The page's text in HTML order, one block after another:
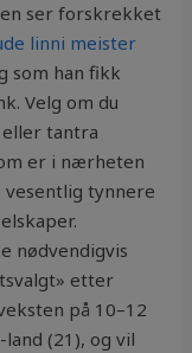
ser forskrekket
linni meister
som han fikk
Velg om du
tantra
er i nærheten
vesentlig tynnere
nødvendigvis
etter
på 10–12
(21), og vil